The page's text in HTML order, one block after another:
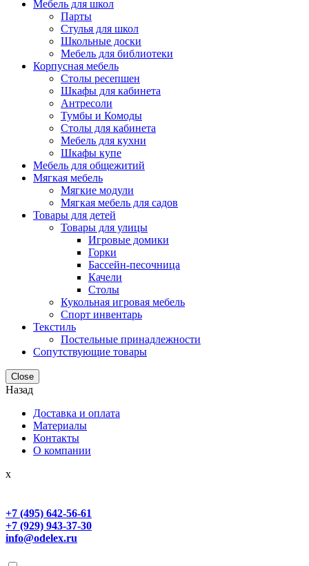
Мебель для школ
Парты
Стулья для школ
Школьные доски
Мебель для библиотеки
Корпусная мебель
Столы ресепшен
Шкафы для кабинета
Антресоли
Тумбы и Комоды
Столы для кабинета
Мебель для кухни
Шкафы купе
Мебель для общежитий
Мягкая мебель
Мягкие модули
Мягкая мебель для садов
Товары для детей
Товары для улицы
Игровые домики
Горки
Бассейн-песочница
Качели
Столы
Кукольная игровая мебель
Спорт инвентарь
Текстиль
Постельные принадлежности
Сопутствующие товары
Close
Назад
Доставка и оплата
Материалы
Контакты
О компании
x
+7 (495) 642-56-61
+7 (929) 943-37-30
info@odelex.ru